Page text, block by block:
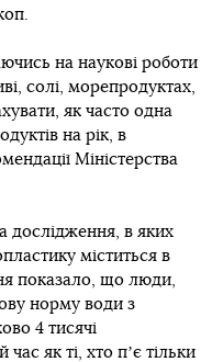
на наукові роботи
солі, морепродуктах,
як часто одна
на рік, в
Міністерства
дослідження, в яких
міститься в
показало, що люди,
норму води з
4 тисячі
як ті, хто пʼє тільки